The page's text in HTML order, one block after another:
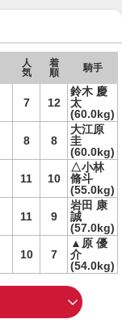
人
気
着
順
騎手
7 12
鈴木 慶
太
(60.0kg)
8 8
大江原
圭
(60.0kg)
11 10
△小林
脩斗
(55.0kg)
11 9
岩田 康
誠
(57.0kg)
10 7
▲原 優
介
(54.0kg)